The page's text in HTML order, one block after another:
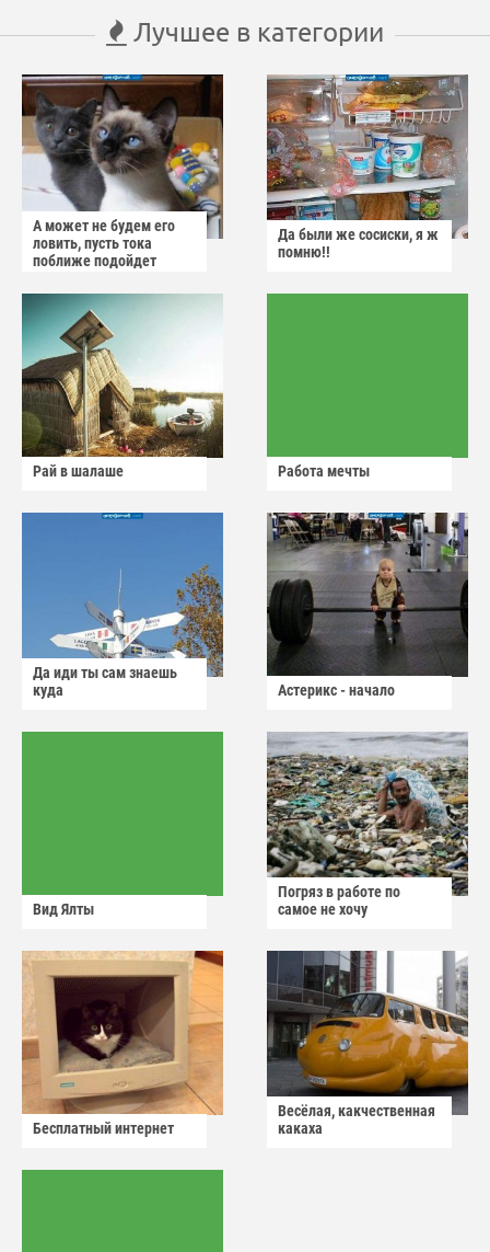
Лучшее в категории
А может не будем его
ловить, пусть тока
поближе подойдет
Да были же сосиски, я ж
помню!!
Рай в шалаше Работа мечты
Да иди ты сам знаешь
куда
Астерикс - начало
Вид Ялты
Погряз в работе по
самое не хочу
Бесплатный интернет
Весёлая, какчественная
какаха